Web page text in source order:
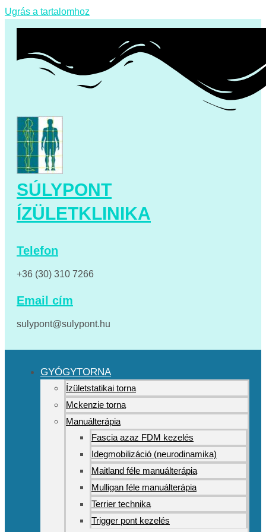
Ugrás a tartalomhoz
SÚLYPONT
ÍZÜLETKLINIKA
Telefon
+36 (30) 310 7266
Email cím
sulypont@sulypont.hu
GYÓGYTORNA
Ízületstatikai torna
Mckenzie torna
Manuálterápia
Fascia azaz FDM kezelés
Idegmobilizáció (neurodinamika)
Maitland féle manuálterápia
Mulligan féle manuálterápia
Terrier technika
Trigger pont kezelés